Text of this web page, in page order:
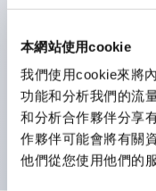
本網站使用cookie
我們使用cookie來將
功能和分析我們的流
和分析合作夥伴分享
作夥伴可能會將有關
他們從您使用他們的
接點為鍍金銀接點
螺絲端子型為手指
UL 緊急停止用安全
備有一體型/照光型